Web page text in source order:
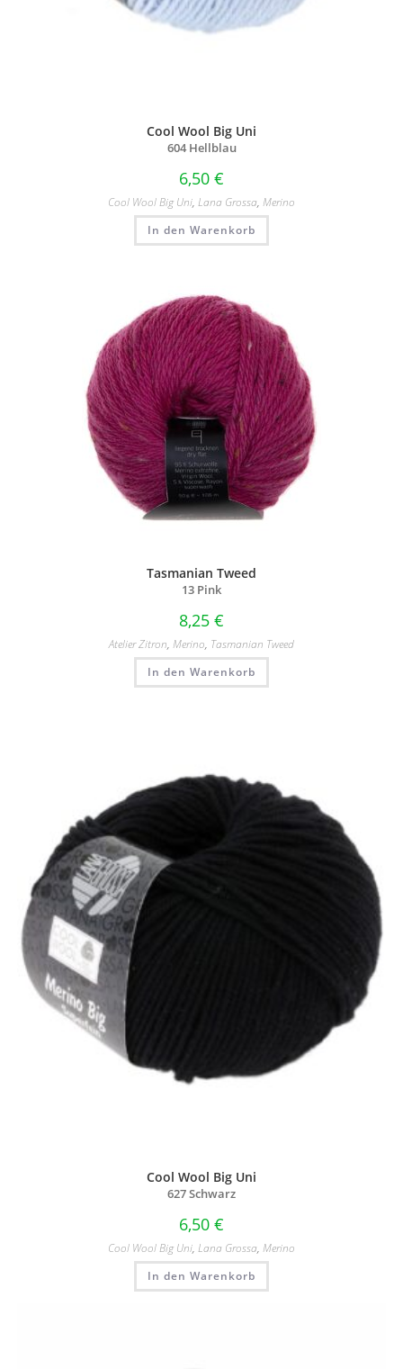
Cool Wool Big Uni
604 Hellblau
6,50 €
Cool Wool Big Uni, Lana Grossa, Merino
In den Warenkorb
Tasmanian Tweed
13 Pink
8,25 €
Atelier Zitron, Merino, Tasmanian Tweed
In den Warenkorb
Cool Wool Big Uni
627 Schwarz
6,50 €
Cool Wool Big Uni, Lana Grossa, Merino
In den Warenkorb